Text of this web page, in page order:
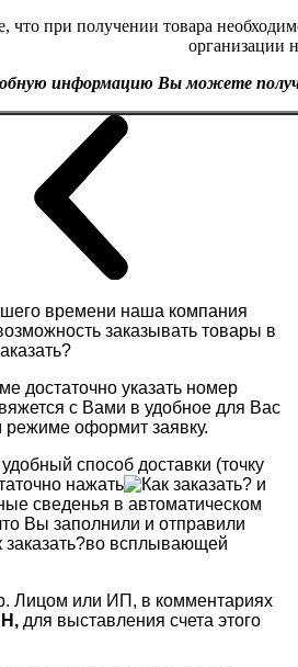
что при получении товара
организации
информацию Вы можете
времени наша компания
заказывать товары в
достаточно указать номер
с Вами в удобное для Вас
оформит заявку.
способ доставки (точку
нажать
и
сведенья в автоматическом
Вы заполнили и отправили
во всплывающей
Лицом или ИП, в комментариях
для выставления счета этого